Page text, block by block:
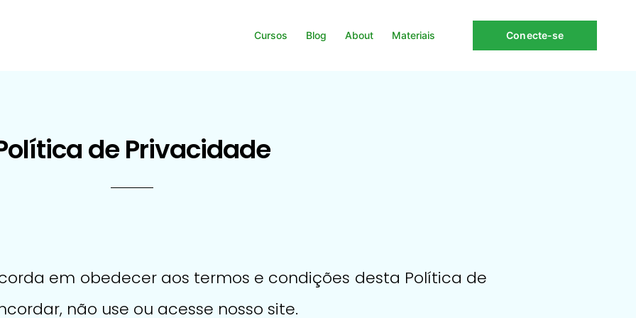
Cursos Blog About Materiais Conecte-se
de Privacidade
em obedecer aos termos e condições desta Política de
não use ou acesse nosso site.